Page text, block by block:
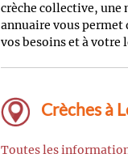
crèche collective, une
annuaire vous permet
vos besoins et à votre
Crèches à
Toutes les